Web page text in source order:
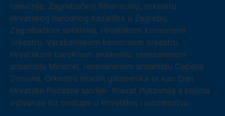
televizije, Zagrebačkoj filharmoniji, orkestru
Hrvatskog narodnog kazališta u Zagrebu,
Zagrebačkim solistima, Hrvatskom komornom
orkestru, Varaždinskom komornom orkestru,
Hrvatskom baroknom ansamblu, renesansnom
ansamblu Minstrel, renesansnom ansamblu Capella
Zriniana, Orkestru mladih glazbenika te kao član
Hrvatske Počasne satnije- Kravat Pukovnija s kojima
ostvaruje niz nastupa u Hrvatskoj i inozemstvu.